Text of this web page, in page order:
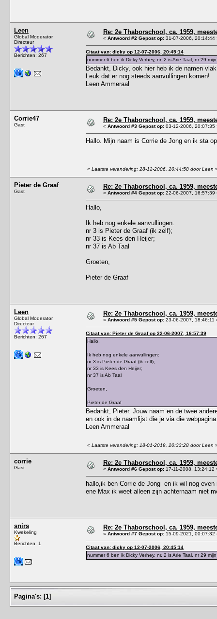
Leen
Global Moderator
Directeur
Berichten: 267
Re: 2e Thaborschool, ca. 1959,
« Antwoord #2 Gepost op: 31-07-2006, 20:14:44
Citaat van: dicky op 12-07-2006, 20:45:14
nummer 6 ben ik Dicky Verhey, nr. 2 is Arie Taal, nr 29
Bedankt, Dicky, ook hier heb ik de namen
Leuk dat er nog steeds aanvullingen komen!
Leen Ammeraal
Corrie47
Gast
Re: 2e Thaborschool, ca. 1959,
« Antwoord #3 Gepost op: 03-12-2006, 20:07:35
Hallo. Mijn naam is Corrie de Jong en ik sta
« Laatste verandering: 28-12-2006, 20:44:58 door Leen
Pieter de Graaf
Gast
Re: 2e Thaborschool, ca. 1959,
« Antwoord #4 Gepost op: 22-06-2007, 16:57:39
Hallo,
Ik heb nog enkele aanvullingen:
nr 3 is Pieter de Graaf (ik zelf);
nr 33 is Kees den Heijer;
nr 37 is Ab Taal
Groeten,
Pieter de Graaf
Leen
Global Moderator
Directeur
Berichten: 267
Re: 2e Thaborschool, ca. 1959,
« Antwoord #5 Gepost op: 23-06-2007, 18:46:11
Citaat van: Pieter de Graaf op 22-06-2007, 16:57:39
Hallo,
Ik heb nog enkele aanvullingen:
nr 3 is Pieter de Graaf (ik zelf);
nr 33 is Kees den Heijer;
nr 37 is Ab Taal
Groeten,
Pieter de Graaf
Bedankt, Pieter. Jouw naam en de twee
en ook in de naamlijst die je via die
Leen Ammeraal
« Laatste verandering: 18-01-2019, 20:33:28 door Leen
corrie
Gast
Re: 2e Thaborschool, ca. 1959,
« Antwoord #6 Gepost op: 17-11-2008, 13:24:12
hallo,ik ben Corrie de Jong en ik wil nog
ene Max ik weet alleen zijn achternaam niet
snirs
Kwekeling
Berichten: 1
Re: 2e Thaborschool, ca. 1959,
« Antwoord #7 Gepost op: 15-09-2021, 00:07:32
Citaat van: dicky op 12-07-2006, 20:45:14
nummer 6 ben ik Dicky Verhey, nr. 2 is Arie Taal, nr 29
Pagina's: [1]